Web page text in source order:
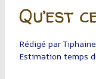
Qu’est
Rédigé par
Estimation temps